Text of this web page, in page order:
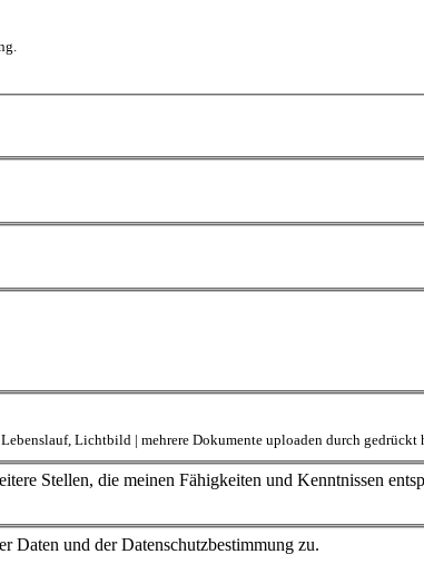
Lichtbild | mehrere Dokumente uploaden durch gedrückt
Stellen, die meinen Fähigkeiten und Kenntnissen
Daten und der Datenschutzbestimmung zu.